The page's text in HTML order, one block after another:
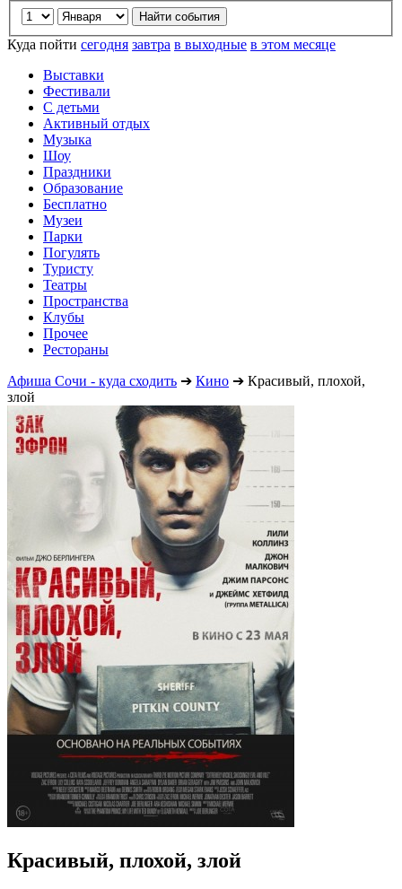
Куда пойти сегодня завтра в выходные в этом месяце
Выставки
Фестивали
С детьми
Активный отдых
Музыка
Шоу
Праздники
Образование
Бесплатно
Музеи
Парки
Погулять
Туристу
Театры
Пространства
Клубы
Прочее
Рестораны
Афиша Сочи - куда сходить ➔ Кино ➔ Красивый, плохой,
злой
Красивый, плохой, злой